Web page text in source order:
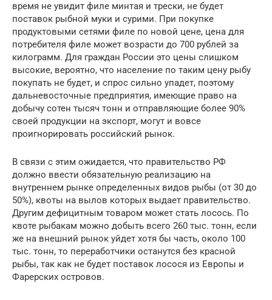
время не увидит филе минтая и трески, не будет
поставок рыбной муки и сурими. При покупке
продуктовыми сетями филе по новой цене, цена для
потребителя филе может возрасти до 700 рублей за
килограмм. Для граждан России это цены слишком
высокие, вероятно, что население по таким цену рыбу
покупать не будет, и спрос сильно упадет, поэтому
дальневосточные предприятия, имеющие право на
добычу сотен тысяч тонн и отправляющие более 90%
своей продукции на экспорт, могут и вовсе
проигнорировать российский рынок.
В связи с этим ожидается, что правительство РФ
должно ввести обязательную реализацию на
внутреннем рынке определенных видов рыбы (от 30 до
50%), квоты на вылов которых выдает правительство.
Другим дефицитным товаром может стать лосось. По
квоте рыбакам можно добыть всего 260 тыс. тонн, если
же на внешний рынок уйдет хотя бы часть, около 100
тыс. тонн, то переработчики останутся без красной
рыбы, так как не будет поставок лосося из Европы и
Фарерских островов.